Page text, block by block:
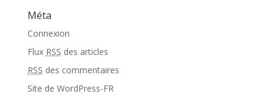
Méta
Connexion
Flux RSS des articles
RSS des commentaires
Site de WordPress-FR